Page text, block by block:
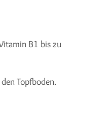
B1 bis zu
Topfboden.